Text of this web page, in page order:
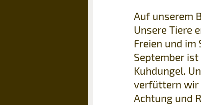
Auf unserem
Unsere Tiere
Freien und im
September
Kuhdungel.
verfüttern wir
Achtung und